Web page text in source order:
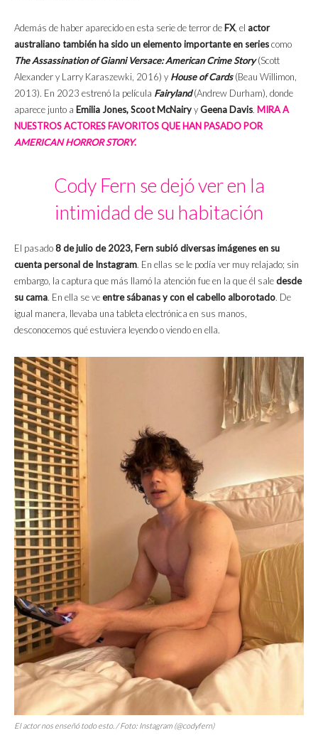
Además de haber aparecido en esta serie de terror de FX, el actor
australiano también ha sido un elemento importante en seriescomo
The Assassination of Gianni Versace: American Crime Story (Scott
Alexander y Larry Karaszewki, 2016) y House of Cards (Beau Willimon,
2013). En 2023 estrenó la película Fairyland(Andrew Durham), donde
aparece junto a Emilia Jones, Scoot McNairyyGeena Davis. MIRA A
NUESTROS ACTORES FAVORITOS QUE HAN PASADO POR
AMERICAN HORROR STORY.
Cody Fern se dejó ver en la
intimidad de su habitación
El pasado8 de julio de 2023, Fern subió diversas imágenes en su
cuenta personal de Instagram. En ellas se le podía ver muy relajado; sin
embargo, la captura que más llamó la atención fue en la que él saledesde
su cama. En ella se veentre sábanas y con el cabello alborotado. De
igual manera, llevaba una tableta electrónica en sus manos,
desconocemos qué estuviera leyendo o viendo en ella.
El actor nos enseñó todo esto. / Foto: Instagram (@codyfern)